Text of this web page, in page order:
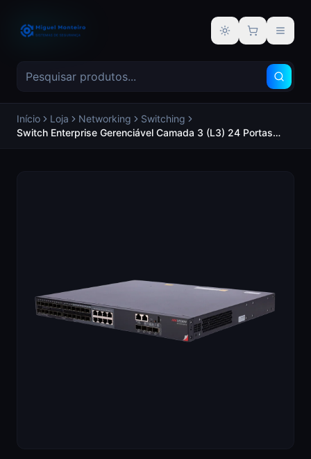
Alternar tema
Início Loja Networking
Switching
Switch Enterprise Gerenciável Camada 3 (L3) 24 Portas